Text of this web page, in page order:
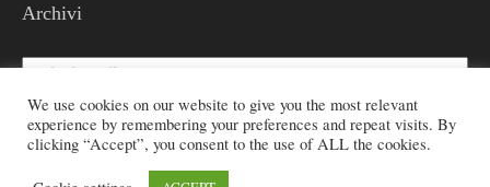
Archivi
Archivi
© 2026 All rights reserved - Etnie -
We use cookies on our website to give you the most relevant
experience by remembering your preferences and repeat visits. By
clicking “Accept”, you consent to the use of ALL the cookies.